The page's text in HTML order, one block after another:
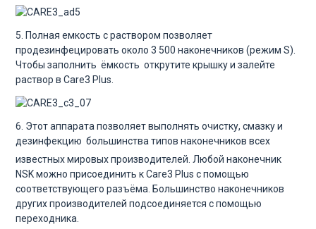
5. Полная емкость с раствором позволяет
продезинфецировать около 3 500 наконечников (режим S).
Чтобы заполнить ёмкость открутите крышку и залейте
раствор в Care3 Plus.
6. Этот аппарата позволяет выполнять очистку, смазку и
дезинфекцию большинства типов наконечников всех
известных мировых производителей. Любой наконечник
NSK можно присоединить к Care3 Plus с помощью
соответствующего разъёма. Большинство наконечников
других производителей подсоединяется с помощью
переходника.